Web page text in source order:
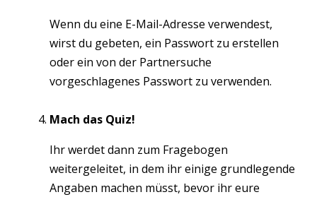
Wenn du eine E-Mail-Adresse verwendest,
wirst du gebeten, ein Passwort zu erstellen
oder ein von der Partnersuche
vorgeschlagenes Passwort zu verwenden.
Mach das Quiz!
Ihr werdet dann zum Fragebogen
weitergeleitet, in dem ihr einige grundlegende
Angaben machen müsst, bevor ihr eure